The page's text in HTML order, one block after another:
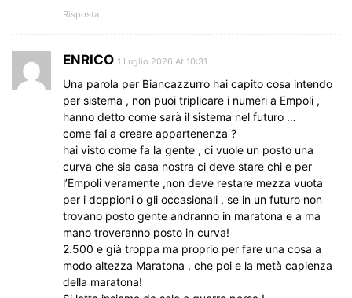
Risposta
ENRICO 1 Luglio 2026 At 10:31
Una parola per Biancazzurro hai capito cosa intendo
per sistema , non puoi triplicare i numeri a Empoli ,
hanno detto come sarà il sistema nel futuro …
come fai a creare appartenenza ?
hai visto come fa la gente , ci vuole un posto una
curva che sia casa nostra ci deve stare chi e per
l’Empoli veramente ,non deve restare mezza vuota
per i doppioni o gli occasionali , se in un futuro non
trovano posto gente andranno in maratona e a ma
mano troveranno posto in curva!
2.500 e già troppa ma proprio per fare una cosa a
modo altezza Maratona , che poi e la metà capienza
della maratona!